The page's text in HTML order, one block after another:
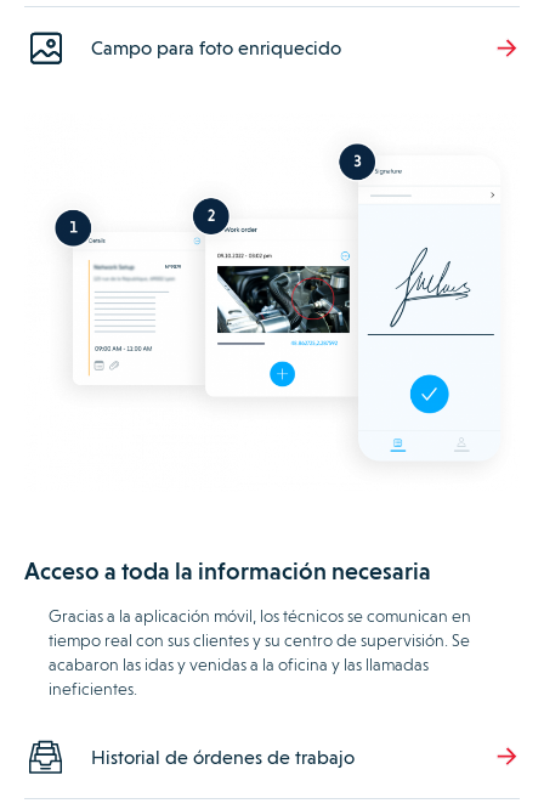
Campo para foto enriquecido
Acceso a toda la información necesaria
Gracias a la aplicación móvil, los técnicos se comunican en
tiempo real con sus clientes y su centro de supervisión. Se
acabaron las idas y venidas a la oficina y las llamadas
ineficientes.
Historial de órdenes de trabajo